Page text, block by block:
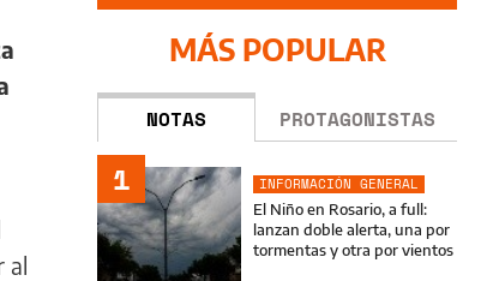
al
MÁS POPULAR
NOTAS PROTAGONISTAS
1
INFORMACIÓN GENERAL
El Niño en Rosario, a full:
lanzan doble alerta, una por
tormentas y otra por vientos